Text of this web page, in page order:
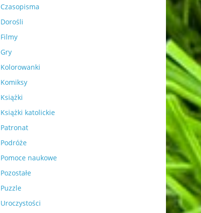
Czasopisma
Dorośli
Filmy
Gry
Kolorowanki
Komiksy
Książki
Książki katolickie
Patronat
Podróże
Pomoce naukowe
Pozostałe
Puzzle
Uroczystości